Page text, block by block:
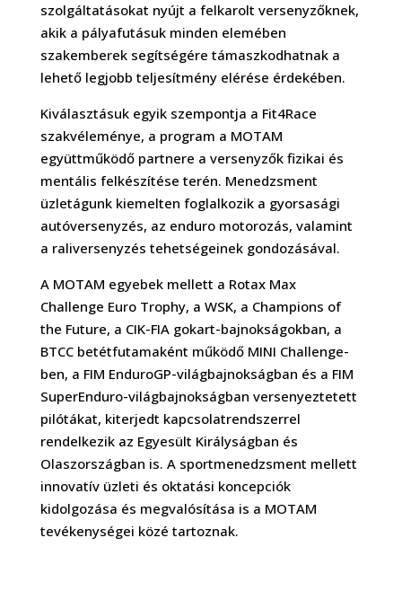
szolgáltatásokat nyújt a felkarolt versenyzőknek,
akik a pályafutásuk minden elemében
szakemberek segítségére támaszkodhatnak a
lehető legjobb teljesítmény elérése érdekében.
Kiválasztásuk egyik szempontja a Fit4Race
szakvéleménye, a program a MOTAM
együttműködő partnere a versenyzők fizikai és
mentális felkészítése terén. Menedzsment
üzletágunk kiemelten foglalkozik a gyorsasági
autóversenyzés, az enduro motorozás, valamint
a raliversenyzés tehetségeinek gondozásával.
A MOTAM egyebek mellett a Rotax Max
Challenge Euro Trophy, a WSK, a Champions of
the Future, a CIK-FIA gokart-bajnokságokban, a
BTCC betétfutamaként működő MINI Challenge-
ben, a FIM EnduroGP-világbajnokságban és a FIM
SuperEnduro-világbajnokságban versenyeztetett
pilótákat, kiterjedt kapcsolatrendszerrel
rendelkezik az Egyesült Királyságban és
Olaszországban is. A sportmenedzsment mellett
innovatív üzleti és oktatási koncepciók
kidolgozása és megvalósítása is a MOTAM
tevékenységei közé tartoznak.